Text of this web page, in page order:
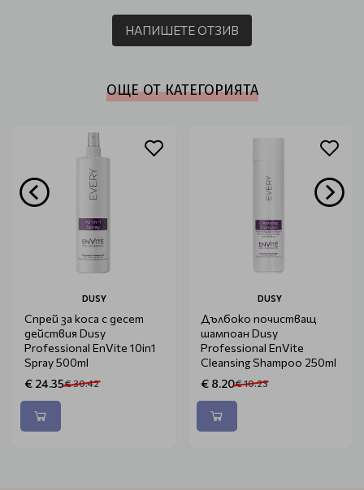
НАПИШЕТЕ ОТЗИВ
ОЩЕ ОТ КАТЕГОРИЯТА
DUSY
Спрей за коса с десет
действия Dusy
Professional EnVite 10in1
Spray 500ml
€ 24.35€ 30.42
DUSY
Дълбоко почистващ
шампоан Dusy
Professional EnVite
Cleansing Shampoo 250ml
€ 8.20€ 10.23